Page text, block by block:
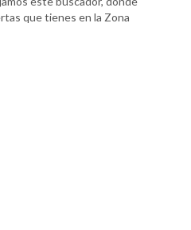
que tienes en la Zona